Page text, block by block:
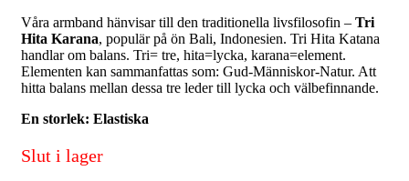
Våra armband hänvisar till den traditionella livsfilosofin – Tri
Hita Karana, populär på ön Bali, Indonesien. Tri Hita Katana
handlar om balans. Tri= tre, hita=lycka, karana=element.
Elementen kan sammanfattas som: Gud-Människor-Natur. Att
hitta balans mellan dessa tre leder till lycka och välbefinnande.
En storlek: Elastiska
Slut i lager